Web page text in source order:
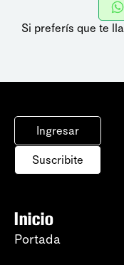
Si preferís que te
Ingresar
Suscribite
Inicio
Portada